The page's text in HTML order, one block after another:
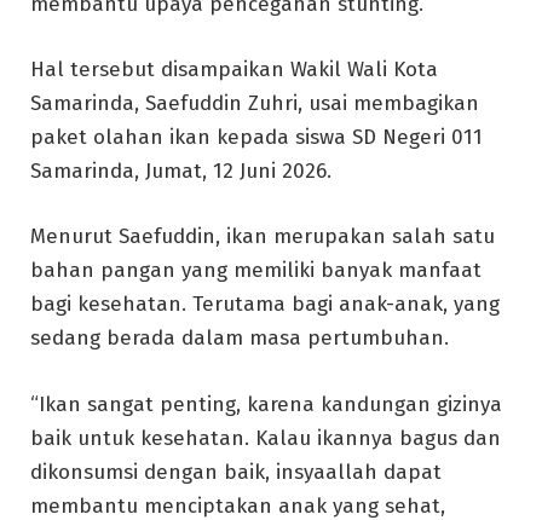
Hal tersebut disampaikan Wakil Wali Kota
Samarinda, Saefuddin Zuhri, usai membagikan
paket olahan ikan kepada siswa SD Negeri 011
Samarinda, Jumat, 12 Juni 2026.
Menurut Saefuddin, ikan merupakan salah satu
bahan pangan yang memiliki banyak manfaat
bagi kesehatan. Terutama bagi anak-anak, yang
sedang berada dalam masa pertumbuhan.
“Ikan sangat penting, karena kandungan gizinya
baik untuk kesehatan. Kalau ikannya bagus dan
dikonsumsi dengan baik, insyaallah dapat
membantu menciptakan anak yang sehat,